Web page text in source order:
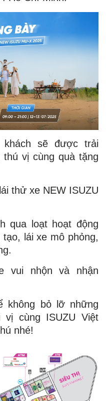
sẽ được trải
thú vị cùng quà tặng
thử xe NEW ISUZU
qua loạt hoạt động
lái xe mô phỏng,
vui nhộn và nhận
không bỏ lỡ những
vị cùng ISUZU Việt
nhé!